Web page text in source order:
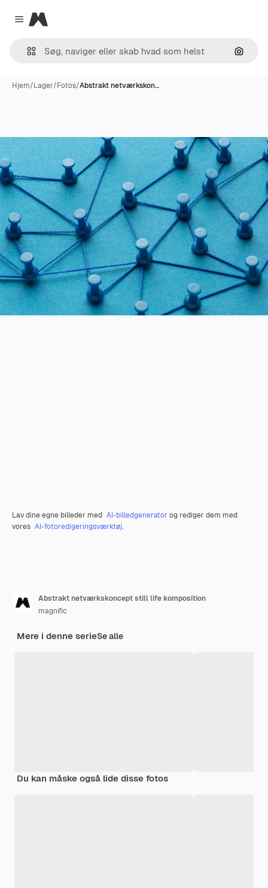
Close menu
Magnific
Søg
Hjem/Lager/Fotos/Abstrakt netværkskon…
Lav dine egne billeder med AI-billedgenerator og rediger dem med
vores AI-fotoredigeringsværktøj.
Abstrakt netværkskoncept still life komposition
magnific
Mere i denne serieSe alle
Du kan måske også lide disse fotos